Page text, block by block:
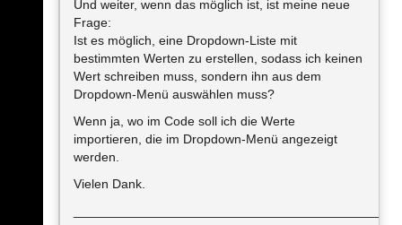
Und weiter, wenn das möglich ist, ist meine neue
Frage:
Ist es möglich, eine Dropdown-Liste mit
bestimmten Werten zu erstellen, sodass ich keinen
Wert schreiben muss, sondern ihn aus dem
Dropdown-Menü auswählen muss?
Wenn ja, wo im Code soll ich die Werte
importieren, die im Dropdown-Menü angezeigt
werden.
Vielen Dank.